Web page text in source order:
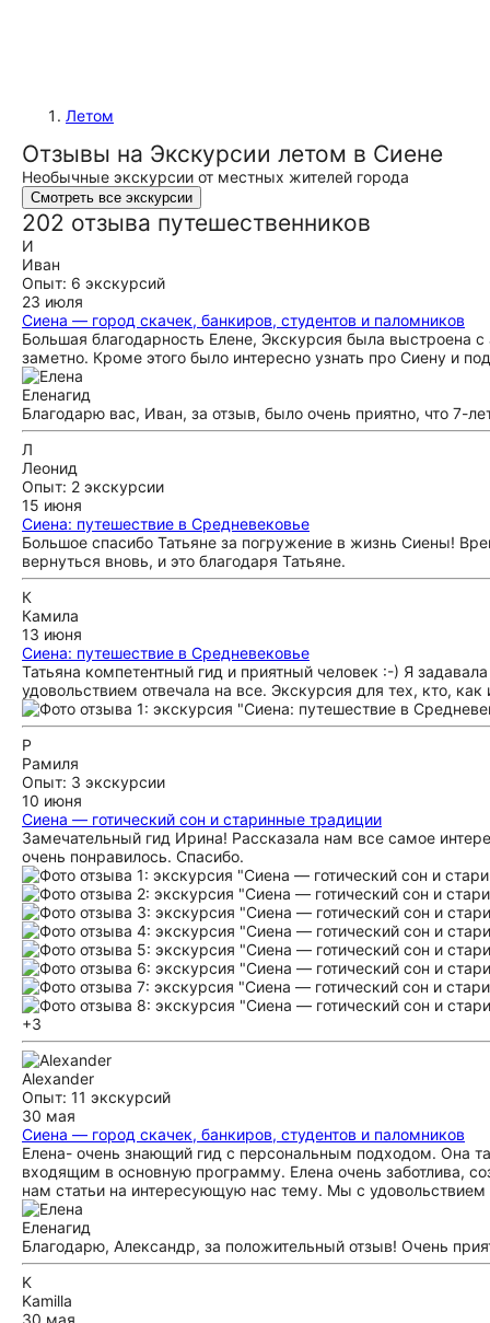
Летом
Отзывы на Экскурсии летом в Сиене
Необычные экскурсии от местных жителей города
Смотреть все экскурсии
202 отзыва путешественников
И
Иван
Опыт: 6 экскурсий
23 июля
Сиена — город скачек, банкиров, студентов и паломников
Большая благодарность Елене, Экскурсия была выстроена
заметно. Кроме этого было интересно узнать про Сиену и
Еленагид
Благодарю вас, Иван, за отзыв, было очень приятно, что 7-
Л
Леонид
Опыт: 2 экскурсии
15 июня
Сиена: путешествие в Средневековье
Большое спасибо Татьяне за погружение в жизнь Сиены!
вернуться вновь, и это благодаря Татьяне.
К
Камила
13 июня
Сиена: путешествие в Средневековье
Татьяна компетентный гид и приятный человек :-) Я
удовольствием отвечала на все. Экскурсия для тех, кто,
Р
Рамиля
Опыт: 3 экскурсии
10 июня
Сиена — готический сон и старинные традиции
Замечательный гид Ирина! Рассказала нам все самое
очень понравилось. Спасибо.
+3
Alexander
Опыт: 11 экскурсий
30 мая
Сиена — город скачек, банкиров, студентов и паломников
Елена- очень знающий гид с персональным подходом. Она
входящим в основную программу. Елена очень заботлива,
нам статьи на интересующую нас тему. Мы с
Еленагид
Благодарю, Александр, за положительный отзыв! Очень
K
Kamilla
30 мая